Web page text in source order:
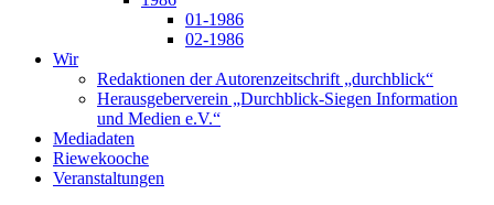
01-1986
02-1986
Wir
Redaktionen der Autorenzeitschrift „durchblick“
Herausgeberverein „Durchblick-Siegen Information
und Medien e.V.“
Mediadaten
Riewekooche
Veranstaltungen